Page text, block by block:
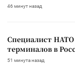
46 минут назад
Специалист НАТО
терминалов в
51 минута назад